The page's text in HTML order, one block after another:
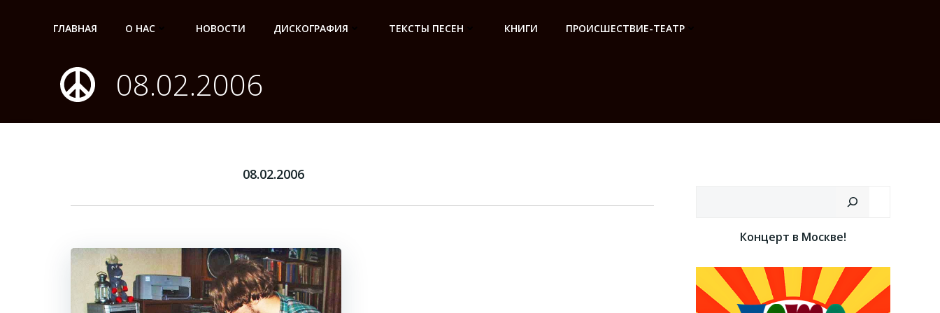
ГЛАВНАЯ О НАС НОВОСТИ ДИСКОГРАФИЯ ТЕКСТЫ ПЕСЕН КНИГИ ПРОИСШЕСТВИЕ-ТЕАТР
08.02.2006
08.02.2006
Концерт в Москве!